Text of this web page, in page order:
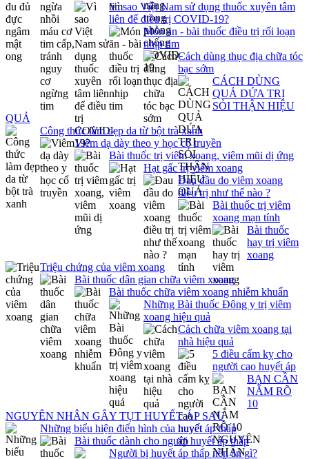
Vì sao Việt Nam sử dụng thuốc xuyên tâm
liên để điều trị COVID-19?
Món ăn - bài thuốc điều trị rối loạn
nhịp tim
Cách dùng thục địa chữa tóc
bạc sớm
CÁCH DÙNG
QUẢ DỨA TRỊ
SỎI THẬN HIỆU
QUẢ
Công thức làm đẹp da từ bột trà xanh
Viêm dạ dày theo y học cổ truyền
Bài thuốc trị viêm xoang, viêm mũi dị ứng
Hạt gấc trị viêm xoang
Đau đầu do viêm xoang
điều trị như thế nào ?
Bài thuốc trị viêm
xoang mạn tính
Bài thuốc
hay trị viêm
xoang
Triệu chứng của viêm xoang
Bài thuốc dân gian chữa viêm xoang
Bài thuốc chữa viêm xoang nhiễm khuẩn
Những Bài thuốc Đông y trị viêm
xoang hiệu quả
Cách chữa viêm xoang tại
nhà hiệu quả
5 điều cấm kỵ cho
người cao huyết áp
BẠN CẦN
NẮM RÕ
10
NGUYÊN NHÂN GÂY TỤT HUYẾT ÁP SAU
Những biểu hiện điển hình của huyết áp thấp
Bài thuốc dành cho người huyết áp thấp
Người bị huyết áp thấp nên ăn gì?